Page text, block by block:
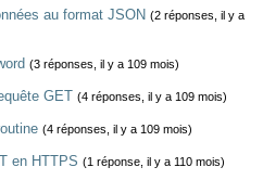
au format JSON (2 réponses, il y a
(3 réponses, il y a 109 mois)
GET (4 réponses, il y a 109 mois)
(4 réponses, il y a 109 mois)
en HTTPS (1 réponse, il y a 110 mois)